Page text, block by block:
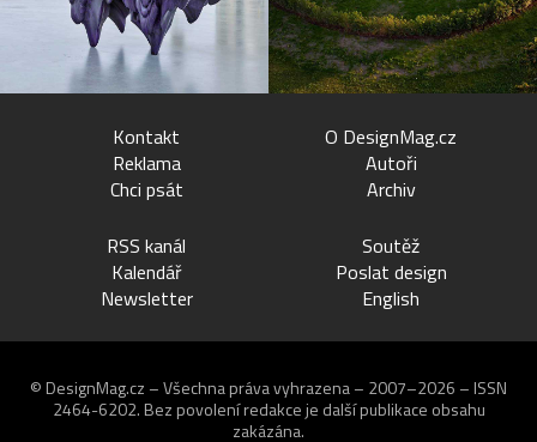
Kontakt
Reklama
Chci psát
O DesignMag.cz
Autoři
Archiv
RSS kanál
Kalendář
Newsletter
Soutěž
Poslat design
English
© DesignMag.cz – Všechna práva vyhrazena – 2007–2026 – ISSN
2464-6202. Bez povolení redakce je další publikace obsahu
zakázána.